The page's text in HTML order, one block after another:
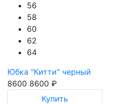
56
58
60
62
64
Юбка "Китти" черный
8600 8600 ₽
Купить